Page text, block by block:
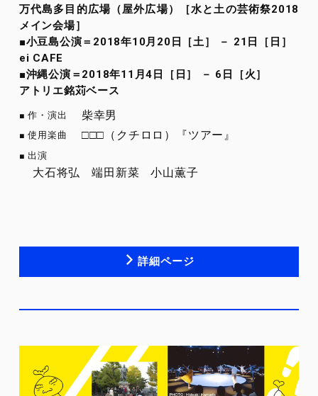
万代島多目的広場（屋外広場）［水と土の芸術祭2018
メイン会場］
■小豆島公演＝2018年10月20日［土］ － 21日［日］
ei CAFE
■沖縄公演＝2018年11月4日［日］ － 6日［火］
アトリエ銘苅ベース
作・演出 柴幸男
使用楽曲 □□□（クチロロ）『ツアー』
出演
大石将弘 端田新菜 小山薫子
詳細ページ